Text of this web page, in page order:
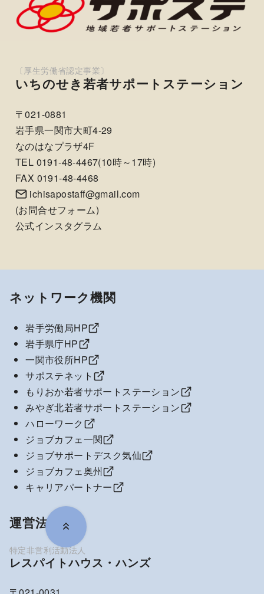
いちのせき若者サポートステーション
〒021-0881
岩手県一関市大町4-29
なのはなプラザ4F
TEL 0191-48-4467(10時～17時)
FAX 0191-48-4468
ichisapostaff@gmail.com
(お問合せフォーム)
公式インスタグラム
ネットワーク機関
岩手労働局HP
岩手県庁HP
一関市役所HP
サポステネット
もりおか若者サポートステーション
みやぎ北若者サポートステーション
ハローワーク
ジョブカフェ一関
ジョブサポートデスク気仙
ジョブカフェ奥州
キャリアパートナー
運営法人
レスパイトハウス・ハンズ